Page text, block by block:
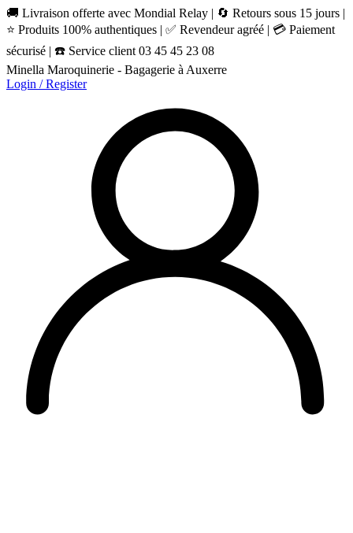
🚚 Livraison offerte avec Mondial Relay | 🔄 Retours sous 15 jours |
⭐ Produits 100% authentiques | ✅ Revendeur agréé | 💳 Paiement
sécurisé | ☎️ Service client 03 45 45 23 08
Minella Maroquinerie - Bagagerie à Auxerre
Login / Register